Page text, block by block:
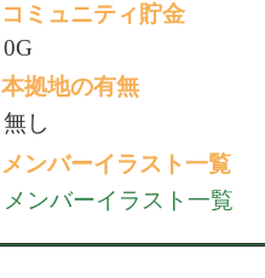
コミュニティ貯金
0G
本拠地の有無
無し
メンバーイラスト一覧
メンバーイラスト一覧